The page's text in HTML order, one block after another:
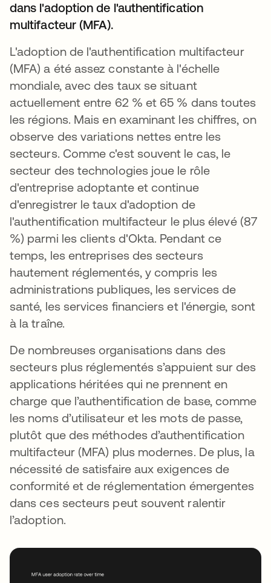
dans l'adoption de l'authentification
multifacteur (MFA).
L'adoption de l'authentification multifacteur
(MFA) a été assez constante à l'échelle
mondiale, avec des taux se situant
actuellement entre 62 % et 65 % dans toutes
les régions. Mais en examinant les chiffres, on
observe des variations nettes entre les
secteurs. Comme c'est souvent le cas, le
secteur des technologies joue le rôle
d'entreprise adoptante et continue
d'enregistrer le taux d'adoption de
l'authentification multifacteur le plus élevé (87
%) parmi les clients d'Okta. Pendant ce
temps, les entreprises des secteurs
hautement réglementés, y compris les
administrations publiques, les services de
santé, les services financiers et l'énergie, sont
à la traîne.
De nombreuses organisations dans des
secteurs plus réglementés s’appuient sur des
applications héritées qui ne prennent en
charge que l’authentification de base, comme
les noms d’utilisateur et les mots de passe,
plutôt que des méthodes d’authentification
multifacteur (MFA) plus modernes. De plus, la
nécessité de satisfaire aux exigences de
conformité et de réglementation émergentes
dans ces secteurs peut souvent ralentir
l’adoption.